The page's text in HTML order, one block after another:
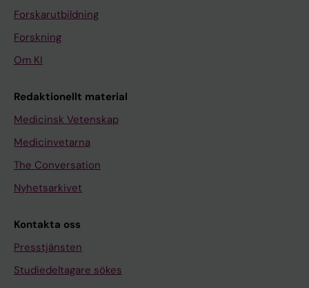
Forskarutbildning
Forskning
Om KI
Redaktionellt material
Medicinsk Vetenskap
Medicinvetarna
The Conversation
Nyhetsarkivet
Kontakta oss
Presstjänsten
Studiedeltagare sökes